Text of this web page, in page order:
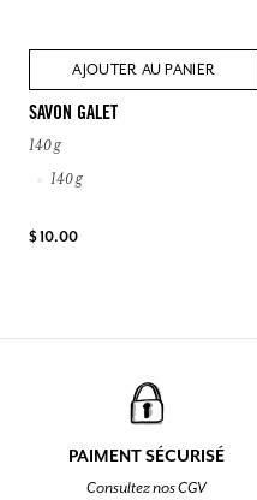
AJOUTER AU PANIER
SAVON GALET
140 g
140 g
$ 10.00
PAIMENT SÉCURISÉ
Consultez nos CGV